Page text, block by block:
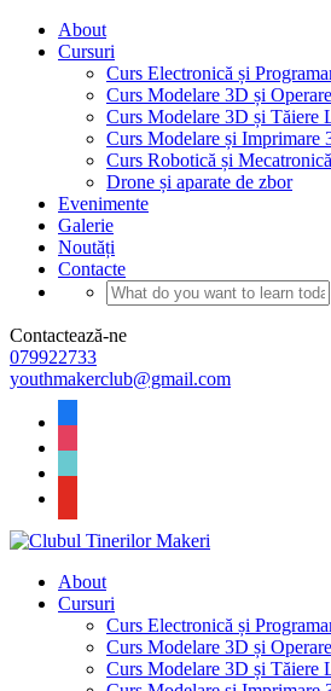
About
Cursuri
Curs Electronică și
Curs Modelare 3D și
Curs Modelare 3D și Tăiere
Curs Modelare și Imprimare
Curs Robotică și Mecatronică
Drone și aparate de zbor
Evenimente
Galerie
Noutăți
Contacte
Contactează-ne
079922733
youthmakerclub@gmail.com
About
Cursuri
Curs Electronică și
Curs Modelare 3D și
Curs Modelare 3D și Tăiere